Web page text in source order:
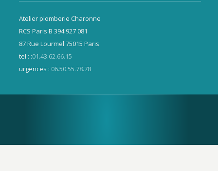
Atelier plomberie Charonne
RCS Paris B 394 927 081
87 Rue Lourmel 75015 Paris
tel : :01.43.62.66.15
urgences : 06.50.55.78.78